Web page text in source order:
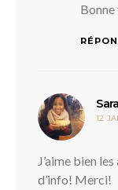
Bonne
12
J’aime bien
d’info! Merci!